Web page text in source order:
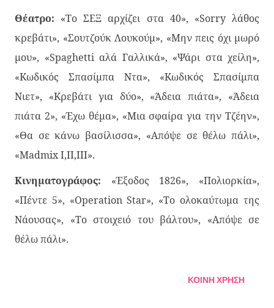
Θέατρο: «Το ΣΕΞ αρχίζει στα 40», «Sorry λάθος
κρεβάτι», «Σουτζούκ Λουκούμ», «Μην πεις όχι μωρό
μου», «Spaghetti αλά Γαλλικά», «Ψάρι στα χείλη»,
«Κωδικός Σπασίμπα Ντα», «Κωδικός Σπασίμπα
Νιετ», «Κρεβάτι για δύο», «Άδεια πιάτα», «Άδεια
πιάτα 2», «Έχω θέμα», «Μια σφαίρα για την Τζέην»,
«Θα σε κάνω βασίλισσα», «Απόψε σε θέλω πάλι»,
«Madmix I,II,III».
Κινηματογράφος: «Έξοδος 1826», «Πολιορκία»,
«Πέντε 5», «Operation Star», «Το ολοκαύτωμα της
Νάουσας», «Το στοιχειό του βάλτου», «Απόψε σε
θέλω πάλι».
ΚΟΙΝΉ ΧΡΉΣΗ